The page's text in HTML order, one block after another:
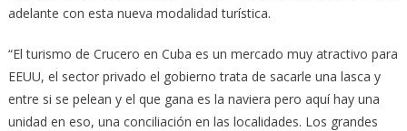
adelante con esta nueva modalidad turística.
“El turismo de Crucero en Cuba es un mercado muy atractivo para
EEUU, el sector privado el gobierno trata de sacarle una lasca y
entre si se pelean y el que gana es la naviera pero aquí hay una
unidad en eso, una conciliación en las localidades. Los grandes